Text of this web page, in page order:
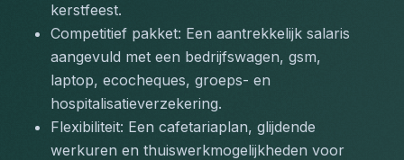
kerstfeest.
Competitief pakket: Een aantrekkelijk salaris
aangevuld met een bedrijfswagen, gsm,
laptop, ecocheques, groeps- en
hospitalisatieverzekering.
Flexibiliteit: Een cafetariaplan, glijdende
werkuren en thuiswerkmogelijkheden voor